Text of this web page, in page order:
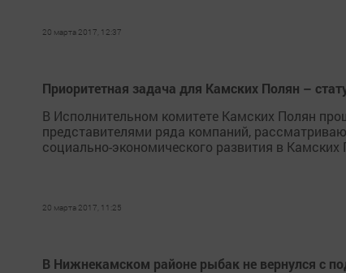
20 марта 2017, 12:37
Приоритетная задача для Камских Полян –
В Исполнительном комитете Камских Полян
представителями ряда компаний,
социально-экономического развития в
20 марта 2017, 11:25
В Нижнекамском районе рыбак не вернулся с